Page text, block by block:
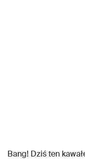
Bang! Dziś ten